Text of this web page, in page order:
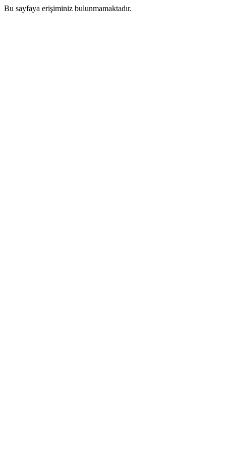
Bu sayfaya erişiminiz bulunmamaktadır.